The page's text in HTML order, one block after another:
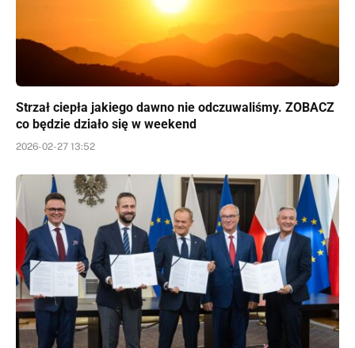
Strzał ciepła jakiego dawno nie odczuwaliśmy. ZOBACZ
co będzie działo się w weekend
2026-02-27 13:52